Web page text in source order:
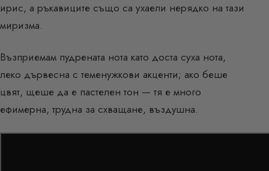
ирис, а ръкавиците също са ухаели нерядко на тази
миризма.
Възприемам пудрената нота като доста суха нота,
леко дървесна с теменужкови акценти; ако беше
цвят, щеше да е пастелен тон — тя е много
ефимерна, трудна за схващане, въздушна.